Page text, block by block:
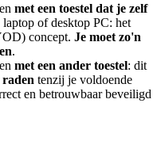
met een toestel dat je zelf
of desktop PC: het
concept. Je moet zo'n
.
met een ander toestel: dit
raden tenzij je voldoende
en betrouwbaar beveiligd